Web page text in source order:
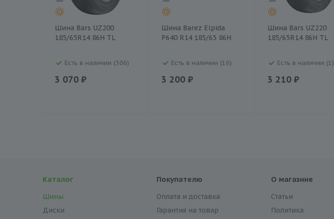
Шина Bars UZ200
185/65R14 86H TL
Есть в наличии (306)
3 070 ₽
Шина Barez Elpida
P640 R14 185/65 86H
Есть в наличии (16)
3 200 ₽
Шина Bars UZ220
185/65R14 86H TL
Есть в наличии (1)
3 210 ₽
Каталог
Шины
Диски
Покупателю
Оплата и доставка
Гарантия на товар
О магазине
Статьи
Политика